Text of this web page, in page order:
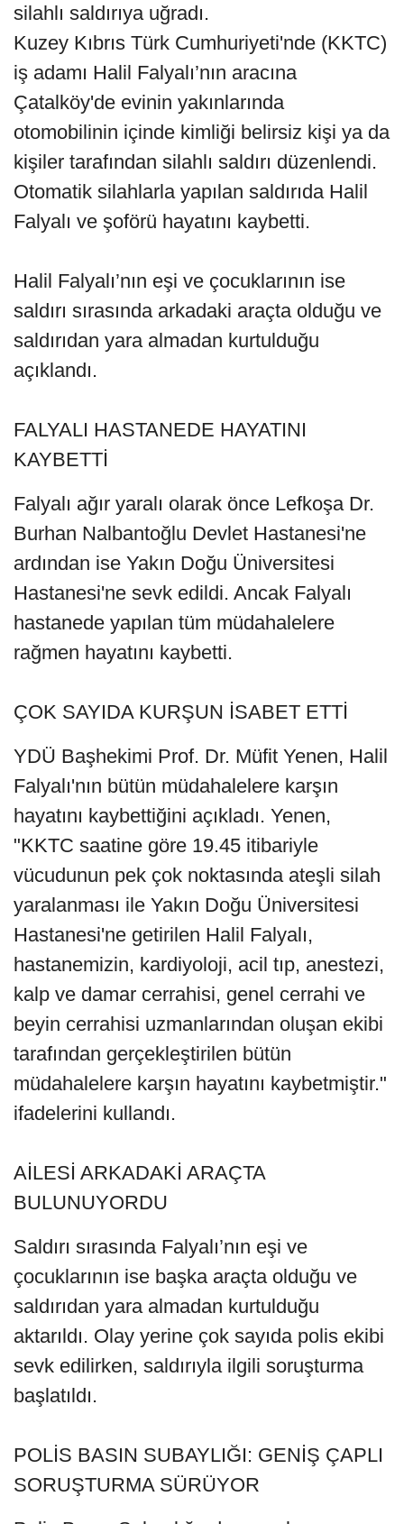
silahlı saldırıya uğradı.
Kuzey Kıbrıs Türk Cumhuriyeti'nde (KKTC)
iş adamı Halil Falyalı’nın aracına
Çatalköy'de evinin yakınlarında
otomobilinin içinde kimliği belirsiz kişi ya da
kişiler tarafından silahlı saldırı düzenlendi.
Otomatik silahlarla yapılan saldırıda Halil
Falyalı ve şoförü hayatını kaybetti.
Halil Falyalı’nın eşi ve çocuklarının ise
saldırı sırasında arkadaki araçta olduğu ve
saldırıdan yara almadan kurtulduğu
açıklandı.
FALYALI HASTANEDE HAYATINI
KAYBETTİ
Falyalı ağır yaralı olarak önce Lefkoşa Dr.
Burhan Nalbantoğlu Devlet Hastanesi'ne
ardından ise Yakın Doğu Üniversitesi
Hastanesi'ne sevk edildi. Ancak Falyalı
hastanede yapılan tüm müdahalelere
rağmen hayatını kaybetti.
ÇOK SAYIDA KURŞUN İSABET ETTİ
YDÜ Başhekimi Prof. Dr. Müfit Yenen, Halil
Falyalı'nın bütün müdahalelere karşın
hayatını kaybettiğini açıkladı. Yenen,
"KKTC saatine göre 19.45 itibariyle
vücudunun pek çok noktasında ateşli silah
yaralanması ile Yakın Doğu Üniversitesi
Hastanesi'ne getirilen Halil Falyalı,
hastanemizin, kardiyoloji, acil tıp, anestezi,
kalp ve damar cerrahisi, genel cerrahi ve
beyin cerrahisi uzmanlarından oluşan ekibi
tarafından gerçekleştirilen bütün
müdahalelere karşın hayatını kaybetmiştir."
ifadelerini kullandı.
AİLESİ ARKADAKİ ARAÇTA
BULUNUYORDU
Saldırı sırasında Falyalı’nın eşi ve
çocuklarının ise başka araçta olduğu ve
saldırıdan yara almadan kurtulduğu
aktarıldı. Olay yerine çok sayıda polis ekibi
sevk edilirken, saldırıyla ilgili soruşturma
başlatıldı.
POLİS BASIN SUBAYLIĞI: GENİŞ ÇAPLI
SORUŞTURMA SÜRÜYOR